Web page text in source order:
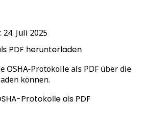
24. Juli 2025
PDF herunterladen
OSHA-Protokolle als PDF über die
können.
Protokolle als PDF